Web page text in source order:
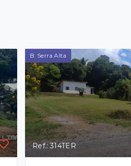
B. Serra Alta
Ref.: 314TER